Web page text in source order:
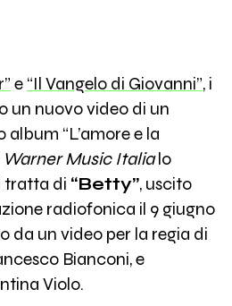
e “Il Vangelo di Giovanni”, i
un nuovo video di un
“L’amore e la
Warner Music Italialo
tratta di “Betty”, uscito
radiofonica il 9 giugno
da un video per la regia di
Bianconi, e
Violo.